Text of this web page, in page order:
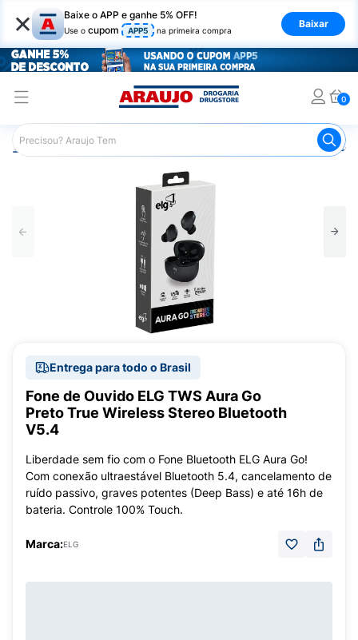
× Baixe o APP e ganhe 5% OFF!
Use o cupom APP5 na primeira compra
Baixar
0
Araujo Mercado Eletrônicos e
Entrega para todo o Brasil
Fone de Ouvido ELG TWS Aura Go
Preto True Wireless Stereo Bluetooth
V5.4
Liberdade sem fio com o Fone Bluetooth ELG Aura Go!
Com conexão ultraestável Bluetooth 5.4, cancelamento de
ruído passivo, graves potentes (Deep Bass) e até 16h de
bateria. Controle 100% Touch.
Marca:ELG